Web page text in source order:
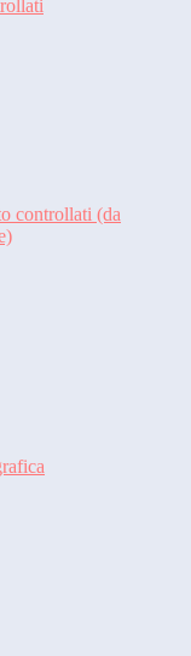
controllati (da